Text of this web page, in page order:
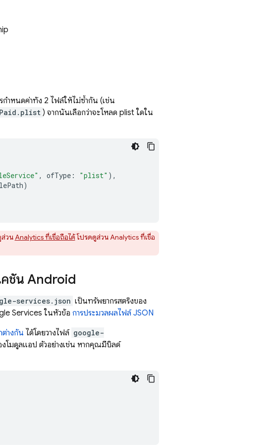
ำหนดค่าทั้ง 2 ไฟล์ให้ไม่ซ้ำกัน (เช่น
) จากนั้นเลือกว่าจะโหลด plist ใดใน
, ofType : "plist" ),
)
วนAnalytics ที่เชื่อถือได้โปรดดูส่วน Analytics ที่เชื่อ
คชัน Android
services.json เป็นทรัพยากรสตริงของ
Services ในหัวข้อ การประมวลผลไฟล์ JSON
างกัน ได้โดยวางไฟล์ google-
งโมดูลแอป ตัวอย่างเช่น หากคุณมีบิลด์